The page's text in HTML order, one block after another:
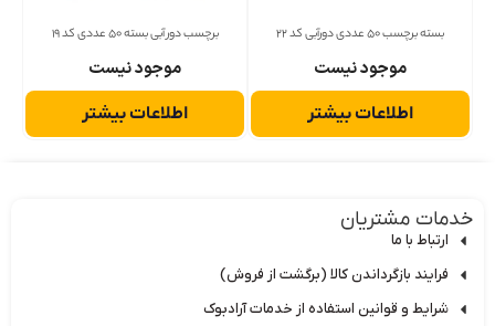
بسته برچسب 50 عددی دورآبی کد 22
موجود نیست
اطلاعات بیشتر
برچسب دور آبی بسته 50 عددی کد 19
موجود نیست
اطلاعات بیشتر
خدمات مشتریان
ارتباط با ما
فرایند بازگرداندن کالا (برگشت از فروش)
شرایط و قوانین استفاده از خدمات آرادبوک